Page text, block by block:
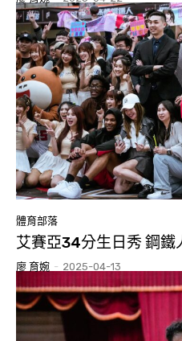
體育部落
艾賽亞34分生日秀 鋼鐵
廖 育婉 - 2025-04-13